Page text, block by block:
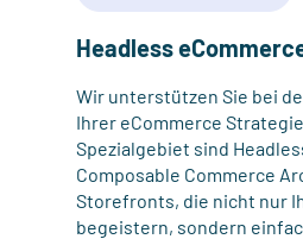
Headless
Wir unterstützen Sie bei
Ihrer eCommerce
Spezialgebiet sind
Composable Commerce
Storefronts, die nicht nur
begeistern, sondern